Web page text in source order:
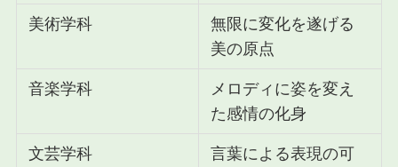
美術学科
無限に変化を遂げる
美の原点
音楽学科
メロディに姿を変え
た感情の化身
文芸学科
言葉による表現の可